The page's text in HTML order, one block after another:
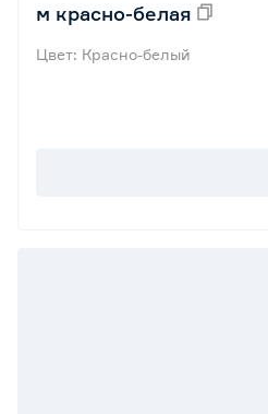
м красно-белая
Цвет: Красно-белый